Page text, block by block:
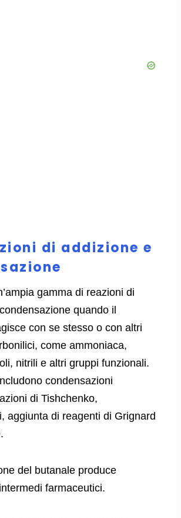
di addizione e
gamma di reazioni di
quando il
con se stesso o con altri
come ammoniaca,
nitrili e altri gruppi funzionali.
condensazioni
di Tishchenko,
aggiunta di reagenti di Grignard
del butanale produce
farmaceutici.